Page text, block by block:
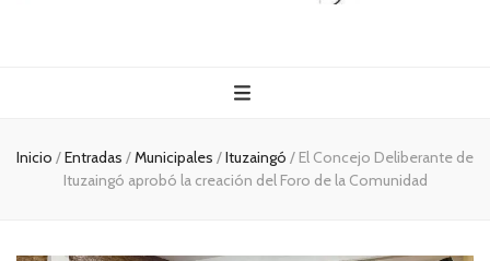
Todo es
(rosca)
Inicio /Entradas /Municipales /Ituzaingó / El Concejo Deliberante de
Ituzaingó aprobó la creación del Foro de la Comunidad